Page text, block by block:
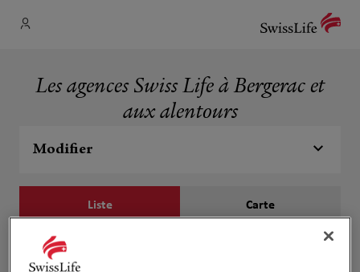
Les agences Swiss Life à Bergerac et
aux alentours
Modifier
Liste Carte
1